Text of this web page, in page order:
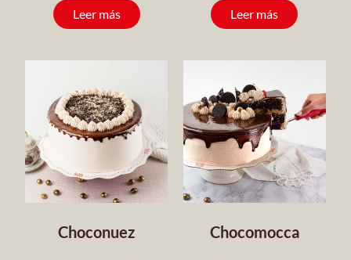
Leer más Leer más
Choconuez Chocomocca